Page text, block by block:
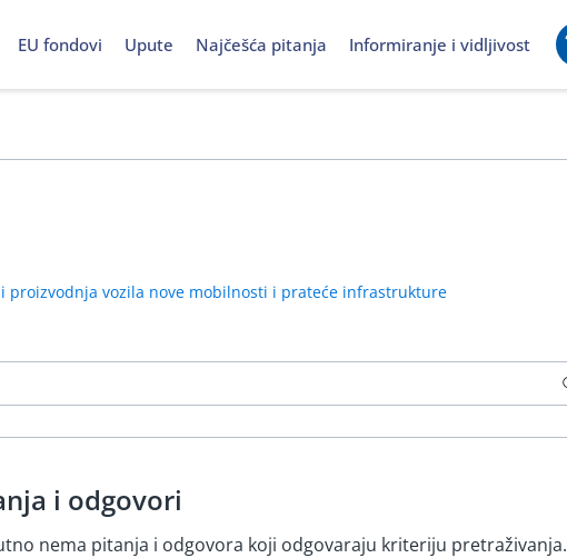
EU fondovi Upute Najčešća pitanja Informiranje i vidljivost
i proizvodnja vozila nove mobilnosti i prateće infrastrukture
i odgovori
nema pitanja i odgovora koji odgovaraju kriteriju pretraživanja.